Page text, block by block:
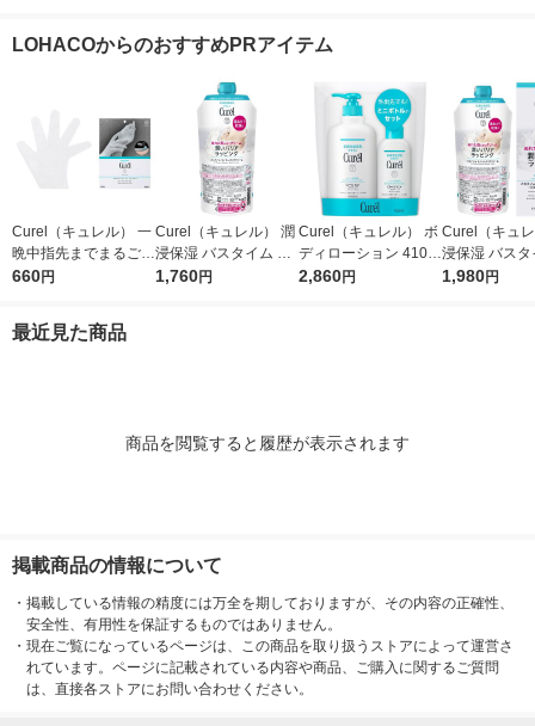
ボックス
LOHACOからのおすすめPRアイテム
Curel（キュレル） 一
晩中指先までまるごと
守る お手入れ底上げ
660円
Curel（キュレル） 潤
浸保湿 バスタイム モ
イストバリアクリーム
1,760円
Curel（キュレル） ボ
ディローション 410m
L+110mLセット 花王
2,860円
Curel（キュ
浸保湿 バスタ
イストバリア
1,980円
最近見た商品
商品を閲覧すると履歴が表示されます
掲載商品の情報について
・ 掲載している情報の精度には万全を期しておりますが、その内容の正確性、
安全性、有用性を保証するものではありません。
・ 現在ご覧になっているページは、この商品を取り扱うストアによって運営さ
れています。ページに記載されている内容や商品、ご購入に関するご質問
は、直接各ストアにお問い合わせください。